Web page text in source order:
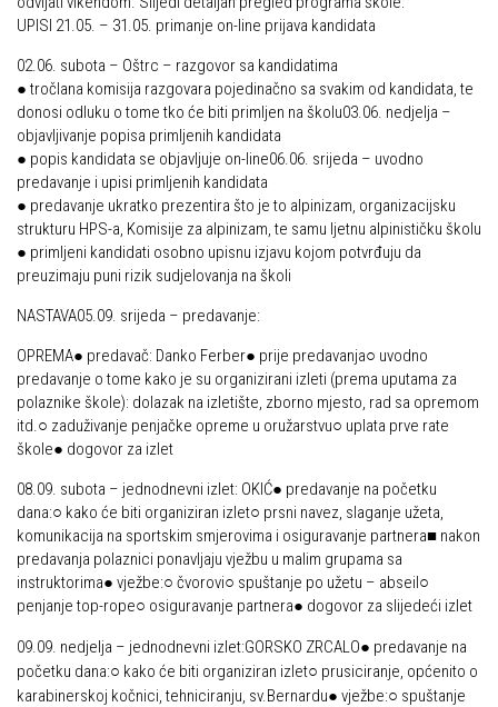
UPISI 21.05. – 31.05. primanje on-line prijava kandidata
02.06. subota – Oštrc – razgovor sa kandidatima
● tročlana komisija razgovara pojedinačno sa svakim od kandidata, te
donosi odluku o tome tko će biti primljen na školu03.06. nedjelja –
objavljivanje popisa primljenih kandidata
● popis kandidata se objavljuje on-line06.06. srijeda – uvodno
predavanje i upisi primljenih kandidata
● predavanje ukratko prezentira što je to alpinizam, organizacijsku
strukturu HPS-a, Komisije za alpinizam, te samu ljetnu alpinističku školu
● primljeni kandidati osobno upisnu izjavu kojom potvrđuju da
preuzimaju puni rizik sudjelovanja na školi
NASTAVA05.09. srijeda – predavanje:
OPREMA● predavač: Danko Ferber● prije predavanja○ uvodno
predavanje o tome kako je su organizirani izleti (prema uputama za
polaznike škole): dolazak na izletište, zborno mjesto, rad sa opremom
itd.○ zaduživanje penjačke opreme u oružarstvu○ uplata prve rate
škole● dogovor za izlet
08.09. subota – jednodnevni izlet: OKIĆ● predavanje na početku
dana:○ kako će biti organiziran izlet○ prsni navez, slaganje užeta,
komunikacija na sportskim smjerovima i osiguravanje partnera■ nakon
predavanja polaznici ponavljaju vježbu u malim grupama sa
instruktorima● vježbe:○ čvorovi○ spuštanje po užetu – abseil○
penjanje top-rope○ osiguravanje partnera● dogovor za slijedeći izlet
09.09. nedjelja – jednodnevni izlet:GORSKO ZRCALO● predavanje na
početku dana:○ kako će biti organiziran izlet○ prusiciranje, općenito o
karabinerskoj kočnici, tehniciranju, sv.Bernardu● vježbe:○ spuštanje